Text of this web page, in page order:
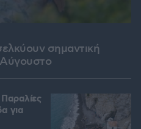
σημαντική
Αύγουστο
για